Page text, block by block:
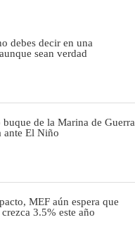
debes decir en una
sean verdad
de la Marina de Guerra
ante El Niño
MEF aún espera que
3.5% este año